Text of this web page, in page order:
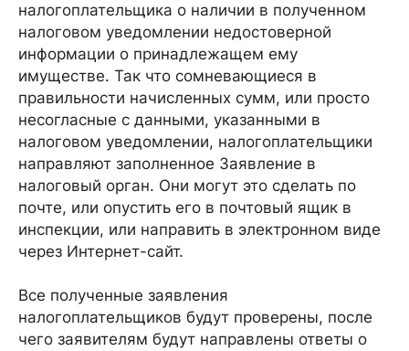
налогоплательщика о наличии в полученном
налоговом уведомлении недостоверной
информации о принадлежащем ему
имуществе. Так что сомневающиеся в
правильности начисленных сумм, или просто
несогласные с данными, указанными в
налоговом уведомлении, налогоплательщики
направляют заполненное Заявление в
налоговый орган. Они могут это сделать по
почте, или опустить его в почтовый ящик в
инспекции, или направить в электронном виде
через Интернет-сайт.
Все полученные заявления
налогоплательщиков будут проверены, после
чего заявителям будут направлены ответы о